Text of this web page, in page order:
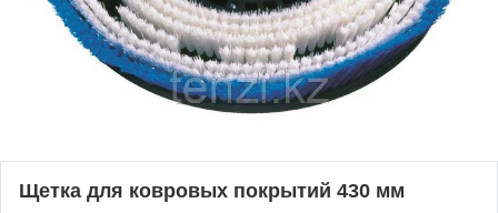
Щетка для ковровых покрытий 430 мм